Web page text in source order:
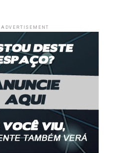
ADVERTISEMENT